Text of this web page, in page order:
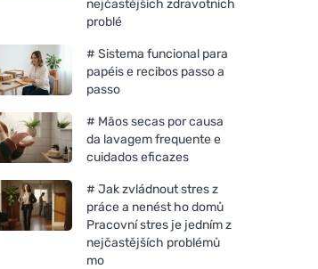
nejčastějších zdravotních
problé
# Sistema funcional para
papéis e recibos passo a
passo
# Mãos secas por causa
da lavagem frequente e
cuidados eficazes
# Jak zvládnout stres z
práce a nenést ho domů
Pracovní stres je jedním z
nejčastějších problémů
mo